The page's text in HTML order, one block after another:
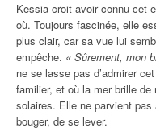
Kessia croit avoir connu cet
où. Toujours fascinée, elle
plus clair, car sa vue lui
empêche. « Sûrement, mon
ne se lasse pas d’admirer
familier, et où la mer brille
solaires. Elle ne parvient pas
bouger, de se lever.